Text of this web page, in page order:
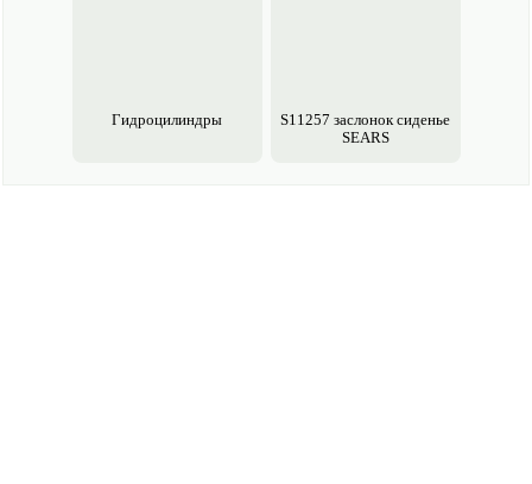
Гидроцилиндры
S11257 заслонок сиденье
SEARS